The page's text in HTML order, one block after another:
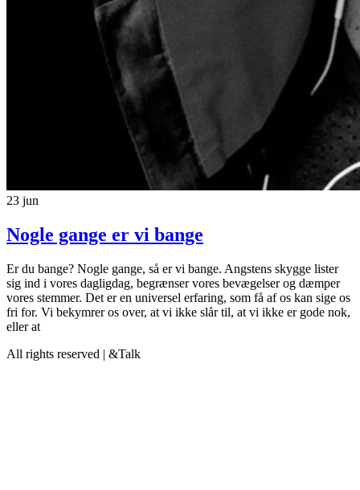
23 jun
Nogle gange er vi bange
Er du bange? Nogle gange, så er vi bange. Angstens skygge lister
sig ind i vores dagligdag, begrænser vores bevægelser og dæmper
vores stemmer. Det er en universel erfaring, som få af os kan sige os
fri for. Vi bekymrer os over, at vi ikke slår til, at vi ikke er gode nok,
eller at
All rights reserved | &Talk